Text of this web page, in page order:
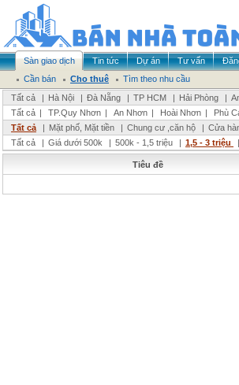
Sàn giao dịch Tin tức Dự án Tư vấn
Cần bán
Cho thuê
Tìm theo nhu cầu
Tất cả
| Hà Nội | Đà Nẵng | TP HCM | Hải Phòng |
Tất cả | TP.Quy Nhơn | An Nhơn | Hoài Nhơn | Phù
Tất cả
| Mặt phố, Mặt tiền | Chung cư ,căn hộ | Cửa
Tất cả
| Giá dưới 500k | 500k - 1,5 triệu | 1,5 - 3 triệu |
Tiêu đề